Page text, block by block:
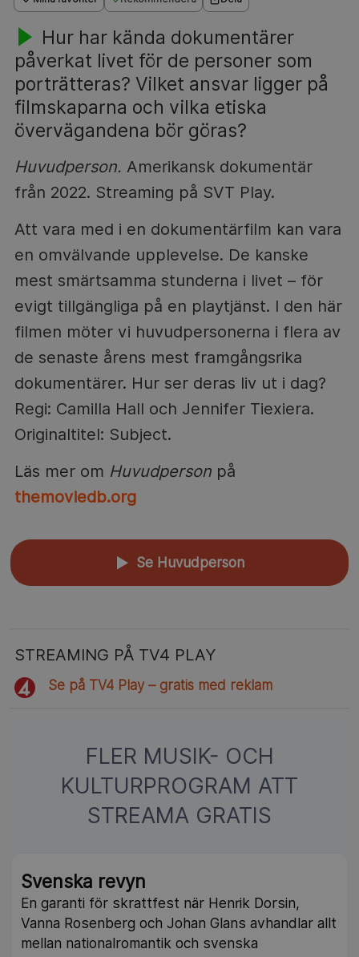
Hur har kända dokumentärer
påverkat livet för de personer som
porträtteras? Vilket ansvar ligger på
filmskaparna och vilka etiska
övervägandena bör göras?
Huvudperson. Amerikansk dokumentär
från 2022. Streaming på SVT Play.
Att vara med i en dokumentärfilm kan vara
en omvälvande upplevelse. De kanske
mest smärtsamma stunderna i livet – för
evigt tillgängliga på en playtjänst. I den här
filmen möter vi huvudpersonerna i flera av
de senaste årens mest framgångsrika
dokumentärer. Hur ser deras liv ut i dag?
Regi: Camilla Hall och Jennifer Tiexiera.
Originaltitel: Subject.
Läs mer om Huvudpersonpå
themoviedb.org
▲ Se Huvudperson
STREAMING PÅ TV4 PLAY
Se på TV4 Play – gratis med reklam
FLER MUSIK- OCH
KULTURPROGRAM ATT
STREAMA GRATIS
Svenska revyn
En garanti för skrattfest när Henrik Dorsin,
Vanna Rosenberg och Johan Glans avhandlar allt
mellan nationalromantik och svenska